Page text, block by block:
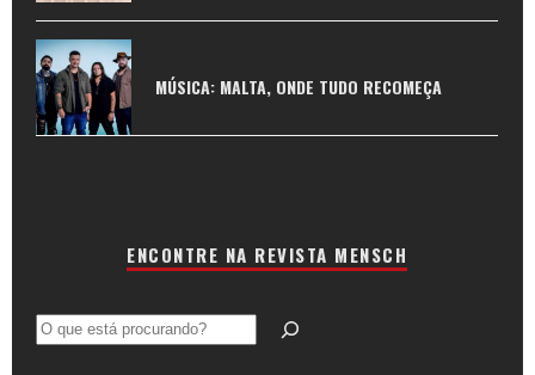
MÚSICA: MALTA, ONDE TUDO RECOMEÇA
ENCONTRE NA REVISTA MENSCH
Pesquisar